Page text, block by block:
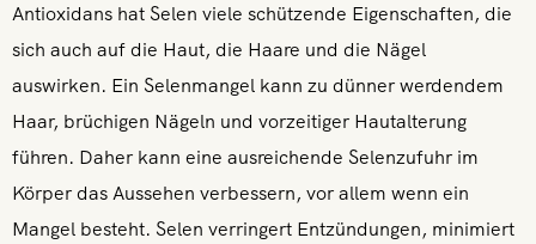
Antioxidans hat Selen viele schützende Eigenschaften, die
sich auch auf die Haut, die Haare und die Nägel
auswirken. Ein Selenmangel kann zu dünner werdendem
Haar, brüchigen Nägeln und vorzeitiger Hautalterung
führen. Daher kann eine ausreichende Selenzufuhr im
Körper das Aussehen verbessern, vor allem wenn ein
Mangel besteht. Selen verringert Entzündungen, minimiert